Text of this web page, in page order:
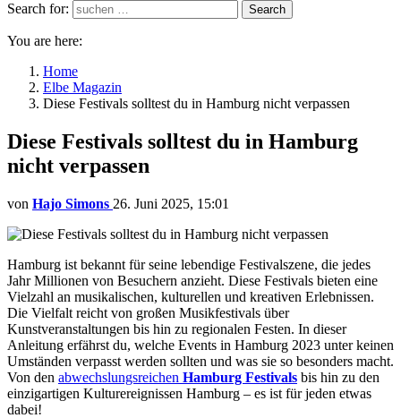
Search for:
Search
You are here:
Home
Elbe Magazin
Diese Festivals solltest du in Hamburg nicht verpassen
Diese Festivals solltest du in Hamburg
nicht verpassen
von Hajo Simons 26. Juni 2025, 15:01
Hamburg ist bekannt für seine lebendige Festivalszene, die jedes
Jahr Millionen von Besuchern anzieht. Diese Festivals bieten eine
Vielzahl an musikalischen, kulturellen und kreativen Erlebnissen.
Die Vielfalt reicht von großen Musikfestivals über
Kunstveranstaltungen bis hin zu regionalen Festen. In dieser
Anleitung erfährst du, welche Events in Hamburg 2023 unter keinen
Umständen verpasst werden sollten und was sie so besonders macht.
Von den abwechslungsreichen Hamburg Festivals bis hin zu den
einzigartigen Kulturereignissen Hamburg – es ist für jeden etwas
dabei!